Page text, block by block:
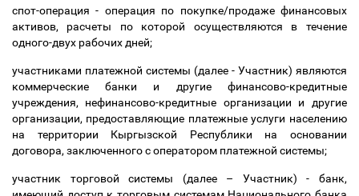
спот-операция - операция по покупке/продаже финансовых
активов, расчеты по которой осуществляются в течение
одного-двух рабочих дней;
участниками платежной системы (далее - Участник) являются
коммерческие банки и другие финансово-кредитные
учреждения, нефинансово-кредитные организации и другие
организации, предоставляющие платежные услуги населению
на территории Кыргызской Республики на основании
договора, заключенного с оператором платежной системы;
участник торговой системы (далее – Участник) - банк,